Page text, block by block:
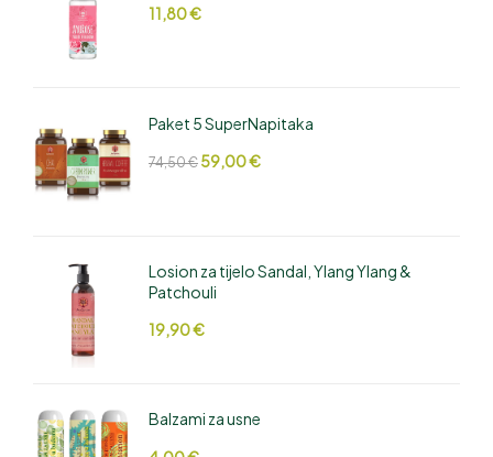
11,80€
Paket 5 SuperNapitaka
74,50€59,00€
Losion za tijelo Sandal, Ylang Ylang &
Patchouli
19,90€
Balzami za usne